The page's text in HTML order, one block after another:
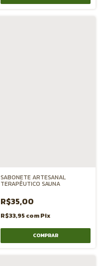
SABONETE ARTESANAL
TERAPÊUTICO SAUNA
R$35,00
R$33,95comPix